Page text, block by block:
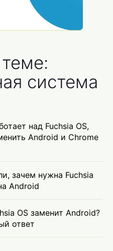
система
над Fuchsia OS,
Android и Chrome
зачем нужна Fuchsia
Android
OS заменит Android?
ответ